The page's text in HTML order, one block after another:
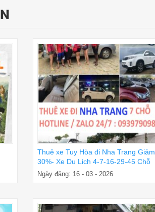
Thuê xe Tuy Hòa đi Nha Trang Giảm
30%- Xe Du Lich 4-7-16-29-45 Chỗ
Ngày đăng: 16 - 03 - 2026